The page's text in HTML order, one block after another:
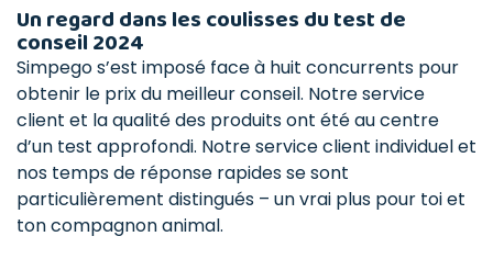
Un regard dans les coulisses du test de
conseil 2024
Simpego s’est imposé face à huit concurrents pour
obtenir le prix du meilleur conseil. Notre service
client et la qualité des produits ont été au centre
d’un test approfondi. Notre service client individuel et
nos temps de réponse rapides se sont
particulièrement distingués – un vrai plus pour toi et
ton compagnon animal.